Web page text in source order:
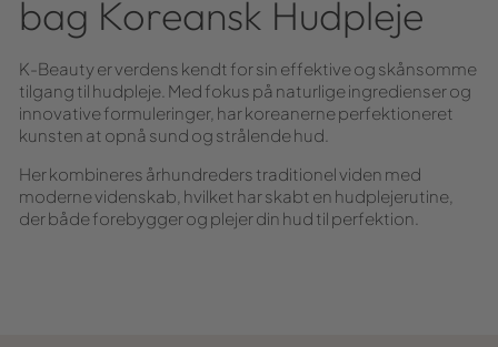
bag Koreansk Hudpleje
K-Beauty er verdens kendt for sin effektive og skånsomme
tilgang til hudpleje. Med fokus på naturlige ingredienser og
innovative formuleringer, har koreanerne perfektioneret
kunsten at opnå sund og strålende hud.
Her kombineres århundreders traditionel viden med
moderne videnskab, hvilket har skabt en hudplejerutine,
der både forebygger og plejer din hud til perfektion.